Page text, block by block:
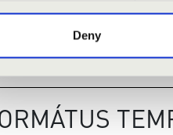
Deny
Építés éve:
1939
Utolsó